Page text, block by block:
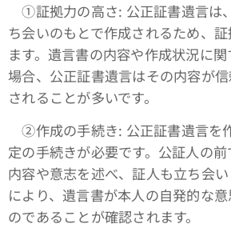
①証拠力の高さ: 公正証書遺言は
ち会いのもとで作成されるため、
ます。遺言書の内容や作成状況に
場合、公正証書遺言はその内容が
されることが多いです。
➁作成の手続き: 公正証書遺言を
定の手続きが必要です。公証人の
内容や意志を述べ、証人も立ち会
により、遺言書が本人の自発的な
のであることが確認されます。